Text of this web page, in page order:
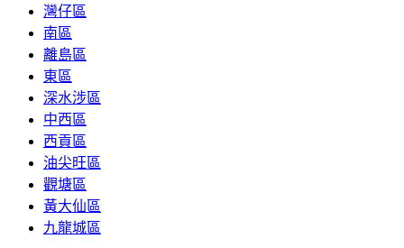
灣仔區
南區
離島區
東區
深水涉區
中西區
西貢區
油尖旺區
觀塘區
黃大仙區
九龍城區